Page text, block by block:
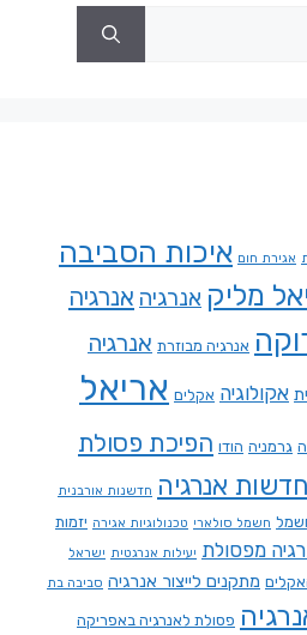
אגירת חום איכות הסביבה
מליק אנרגיה אנרגיה
אנרגיה מבוזרת אנרגיה
אקולוגיה אקלים אריאל
גרמניה הודו הפיכת פסולת
חדשות אנרגיה חדשנות אורבנית
חשמל סולארי טכנולוגיות אגירה יזמות
מפסולת יעילות אנרגטית ישראל
מתקנים לייצור אנרגיה סביבה בת
פסולת לאנרגיה באפריקה